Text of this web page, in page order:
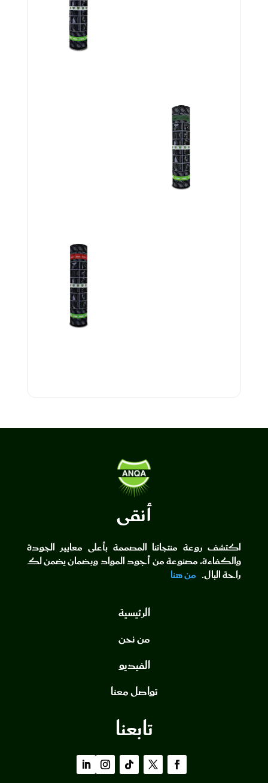
أنقى
اكتشف روعة منتجاتنا المصممة بأعلى معايير الجودة
والكفاءة، مصنوعة من أجود المواد وبضمان يضمن لك
راحة البال. من هنا
الرئيسية
من نحن
الفيديو
تواصل معنا
تابعنا